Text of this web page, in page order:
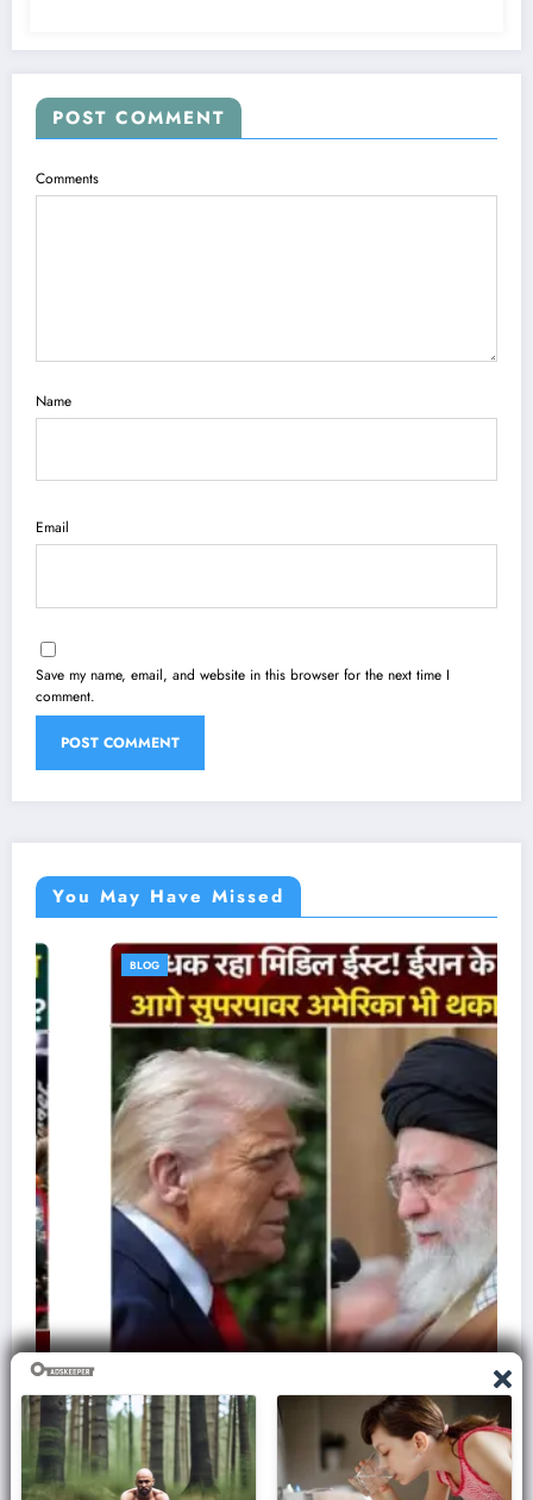
POST COMMENT
Comments
Name
Email
Save my name, email, and website in this browser for the next time I
comment.
You May Have Missed
ज़मीन पर आक्रमण करने से क्यों घबराती है अमेरिकी सेना,
समझिए असली वजह..